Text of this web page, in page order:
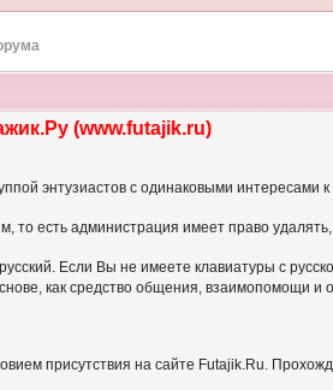
(www.futajik.ru)
энтузиастов с одинаковыми
то есть администрация имеет право
Если Вы не имеете клавиатуры с
как средство общения, взаимопомощи и
присутствия на сайте Futajik.Ru.